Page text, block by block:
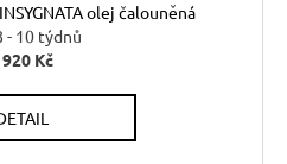
olej čalouněná
- 10 týdnů
Kč